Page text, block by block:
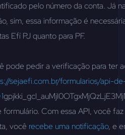
pelo número da conta. Já
sim, essa informação é
Efí PJ quanto para PF.
sejaefi.com.br/formularios/api-
gpjkki _gcl_au
formulário. Com essa API, você
você recebe uma notificação, e